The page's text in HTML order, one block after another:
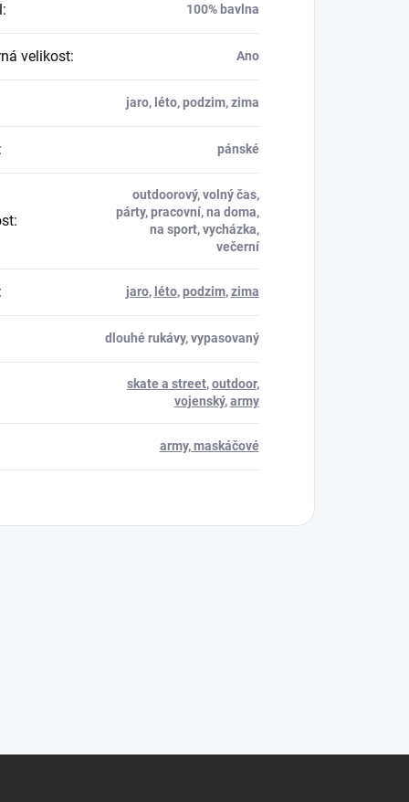
: 100% bavlna
velikost: Ano
jaro, léto, podzim, zima
pánské
:
outdoorový, volný čas,
párty, pracovní, na doma,
na sport, vycházka,
večerní
jaro, léto,podzim,zima
dlouhé rukávy, vypasovaný
skate a street,outdoor,
vojenský,army
army, maskáčové